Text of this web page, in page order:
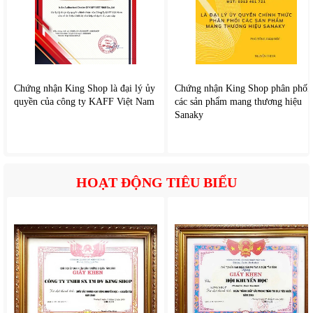
Bình thủy điện gia đình My Thái MT48có dung tích lớn 4.8L phù
hợp sử dụng cho gia đình, văn phòng, quán nước, uán cơm,... đáp
ứng nhu cầu để pha mì, pha cà phê, pha sữa, pha nước tắm,... vô
cùng tiện dụng. Bình thiết kế bảng điều khiển trên nắp gồm nút
Chứng nhận King Shop là đại lý ủy
quyền của công ty KAFF Việt Nam
Chứng nhận King Shop phân phối
các sản phẩm mang thương hiệu
Sanaky
HOẠT ĐỘNG TIÊU BIỂU